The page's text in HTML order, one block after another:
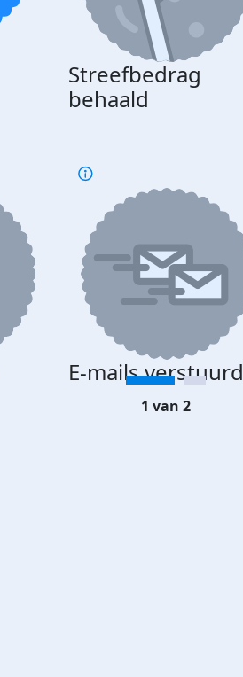
Streefbedrag
behaald
E-mails verstuurd
1 van 2